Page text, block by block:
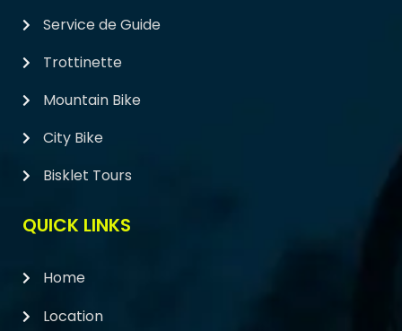
Service de Guide
Trottinette
Mountain Bike
City Bike
Bisklet Tours
QUICK LINKS
Home
Location